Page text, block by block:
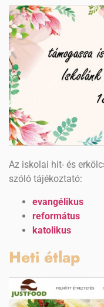
Az iskolai hit- és
szóló tájékoztató:
evangélikus
református
katolikus
Heti étlap